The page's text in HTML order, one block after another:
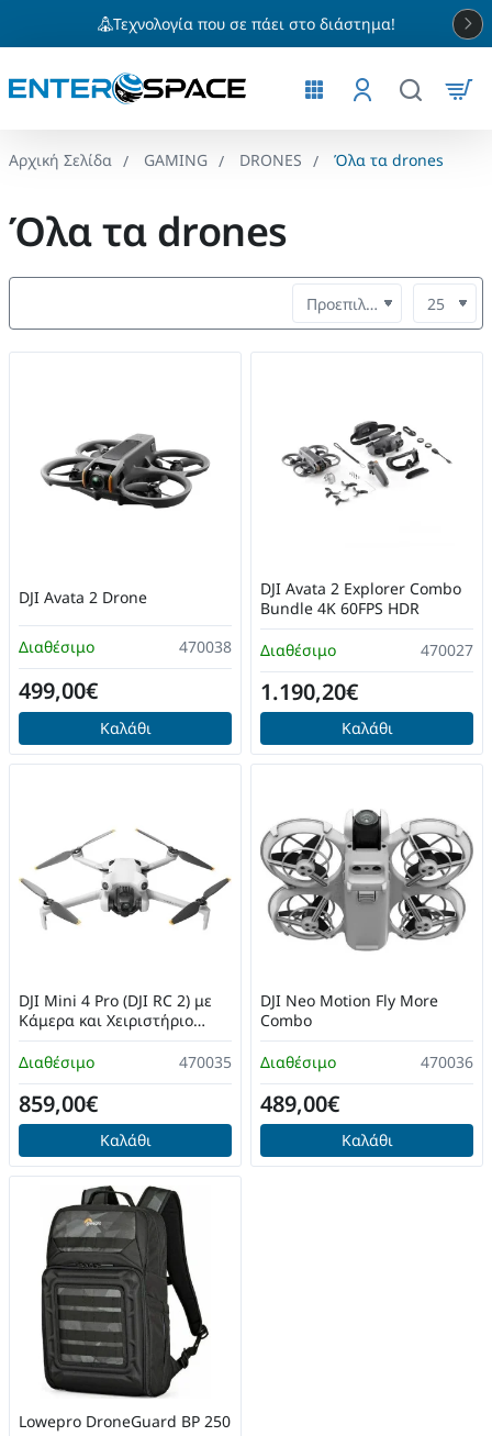
Τεχνολογία που σε πάει στο διάστημα!
GAMING DRONES Όλα τα drones
Όλα τα drones
Διαθέσιμο 470038
DJI Avata 2 Drone
499,00€
Καλάθι
Διαθέσιμο 470027
DJI Avata 2 Explorer Combo
Bundle 4K 60FPS HDR
1.190,20€
Καλάθι
Διαθέσιμο 470035
DJI Mini 4 Pro (DJI RC 2) με
Κάμερα και Χειριστήριο
(CP.MA.00000732.02)
859,00€
Καλάθι
Διαθέσιμο 470036
DJI Neo Motion Fly More
Combo
489,00€
Καλάθι
Lowepro DroneGuard BP 250